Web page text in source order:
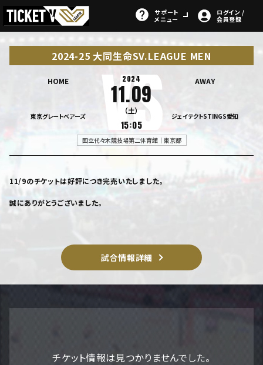
サポート
メニュー
ログイン /
会員登録
2024-25 大同生命SV.LEAGUE MEN
HOME
東京グレートベアーズ
2024
11.09
（土）
15:05
AWAY
ジェイテクトSTINGS愛知
国立代々木競技場第二体育館｜東京都
11/9のチケットは好評につき完売いたしました。
誠にありがとうございました。
試合情報詳細
チケット情報は見つかりませんでした。